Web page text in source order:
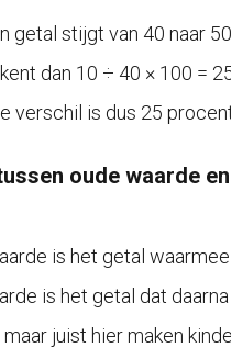
getal stijgt van 40 naar
dan 10 ÷ 40 × 100 =
verschil is dus 25
oude waarde
is het getal
is het getal dat
juist hier maken